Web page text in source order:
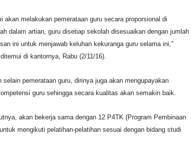
akan melakukan pemerataan guru secara proporsional di
dalam artian, guru disetiap sekolah disesuaikan dengan jumlah
ini untuk menjawab keluhan kekuranga guru selama ini,"
di kantornya, Rabu (2/11/16).
selain pemerataan guru, dirinya juga akan mengupayakan
guru sehingga secara kualitas akan semakin baik.
akan bekerja sama dengan 12 P4TK (Program Pembinaan
mengikuti pelatihan-pelatihan sesuai dengan bidang studi